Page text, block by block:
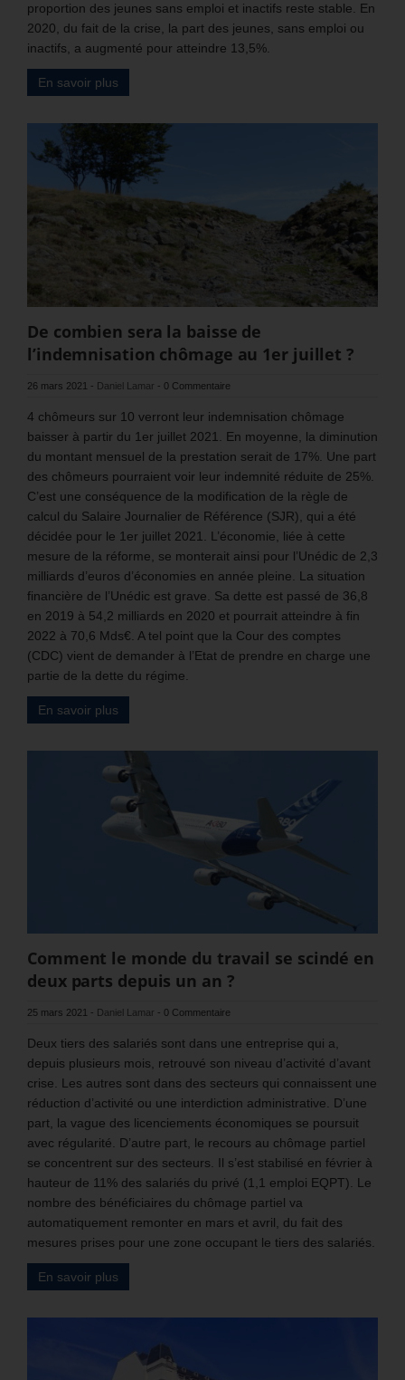
proportion des jeunes sans emploi et inactifs reste stable. En
2020, du fait de la crise, la part des jeunes, sans emploi ou
inactifs, a augmenté pour atteindre 13,5%.
En savoir plus
De combien sera la baisse de
l’indemnisation chômage au 1er juillet ?
26 mars 2021 - Daniel Lamar - 0 Commentaire
4 chômeurs sur 10 verront leur indemnisation chômage
baisser à partir du 1er juillet 2021. En moyenne, la diminution
du montant mensuel de la prestation serait de 17%. Une part
des chômeurs pourraient voir leur indemnité réduite de 25%.
C’est une conséquence de la modification de la règle de
calcul du Salaire Journalier de Référence (SJR), qui a été
décidée pour le 1er juillet 2021. L’économie, liée à cette
mesure de la réforme, se monterait ainsi pour l’Unédic de 2,3
milliards d’euros d’économies en année pleine. La situation
financière de l’Unédic est grave. Sa dette est passé de 36,8
en 2019 à 54,2 milliards en 2020 et pourrait atteindre à fin
2022 à 70,6 Mds€. A tel point que la Cour des comptes
(CDC) vient de demander à l’Etat de prendre en charge une
partie de la dette du régime.
En savoir plus
Comment le monde du travail se scindé en
deux parts depuis un an ?
25 mars 2021 - Daniel Lamar - 0 Commentaire
Deux tiers des salariés sont dans une entreprise qui a,
depuis plusieurs mois, retrouvé son niveau d’activité d’avant
crise. Les autres sont dans des secteurs qui connaissent une
réduction d’activité ou une interdiction administrative. D’une
part, la vague des licenciements économiques se poursuit
avec régularité. D’autre part, le recours au chômage partiel
se concentrent sur des secteurs. Il s’est stabilisé en février à
hauteur de 11% des salariés du privé (1,1 emploi EQPT). Le
nombre des bénéficiaires du chômage partiel va
automatiquement remonter en mars et avril, du fait des
mesures prises pour une zone occupant le tiers des salariés.
En savoir plus